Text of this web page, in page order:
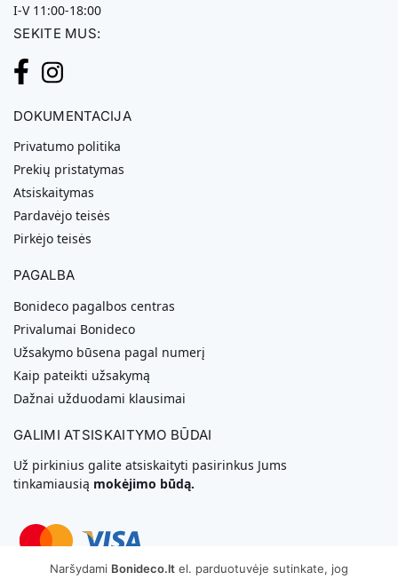
I-V 11:00-18:00
SEKITE MUS:
DOKUMENTACIJA
Privatumo politika
Prekių pristatymas
Atsiskaitymas
Pardavėjo teisės
Pirkėjo teisės
PAGALBA
Bonideco pagalbos centras
Privalumai Bonideco
Užsakymo būsena pagal numerį
Kaip pateikti užsakymą
Dažnai užduodami klausimai
GALIMI ATSISKAITYMO BŪDAI
Už pirkinius galite atsiskaityti pasirinkus Jums
tinkamiausią mokėjimo būdą.
Naršydami Bonideco.lt el. parduotuvėje sutinkate, jog